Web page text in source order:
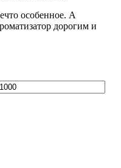
особенное. А
дорогим и